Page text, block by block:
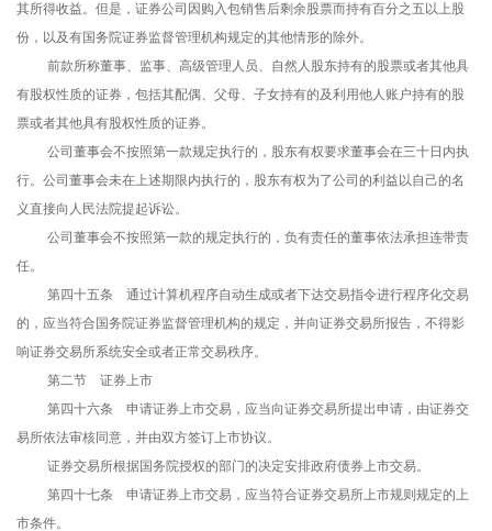
其所得收益。但是，证券公司因购入包销售后剩余股票而持有百分之五以上股
份，以及有国务院证券监督管理机构规定的其他情形的除外。
前款所称董事、监事、高级管理人员、自然人股东持有的股票或者其他具
有股权性质的证券，包括其配偶、父母、子女持有的及利用他人账户持有的股
票或者其他具有股权性质的证券。
公司董事会不按照第一款规定执行的，股东有权要求董事会在三十日内执
行。公司董事会未在上述期限内执行的，股东有权为了公司的利益以自己的名
义直接向人民法院提起诉讼。
公司董事会不按照第一款的规定执行的，负有责任的董事依法承担连带责
任。
第四十五条 通过计算机程序自动生成或者下达交易指令进行程序化交易
的，应当符合国务院证券监督管理机构的规定，并向证券交易所报告，不得影
响证券交易所系统安全或者正常交易秩序。
第二节 证券上市
第四十六条 申请证券上市交易，应当向证券交易所提出申请，由证券交
易所依法审核同意，并由双方签订上市协议。
证券交易所根据国务院授权的部门的决定安排政府债券上市交易。
第四十七条 申请证券上市交易，应当符合证券交易所上市规则规定的上
市条件。